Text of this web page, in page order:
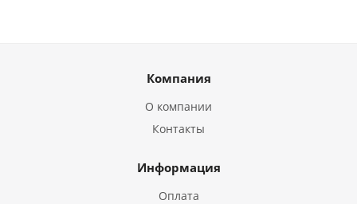
Компания
О компании
Контакты
Информация
Оплата